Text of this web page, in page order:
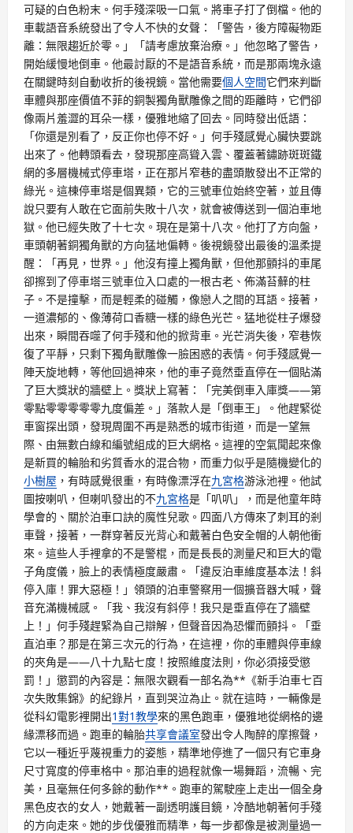
可疑的白色粉末。何手殘深吸一口氣。將車子打了倒檔。他的
車載語音系統發出了令人不快的女聲：「警告，後方障礙物距
離：無限趨近於零。」「請考慮放棄治療。」他忽略了警告，
開始緩慢地倒車。他最討厭的不是語音系統，而是那兩塊永遠
在關鍵時刻自動收折的後視鏡。當他需要個人空間它們來判斷
車體與那座價值不菲的銅製獨角獸雕像之間的距離時，它們卻
像兩片羞澀的耳朵一樣，優雅地縮了回去。同時發出低語：
「你還是別看了，反正你也停不好。」何手殘感覺心臟快要跳
出來了。他轉頭看去，發現那座高聳入雲、覆蓋著鏽跡斑斑鐵
網的多層機械式停車塔，正在那片窄巷的盡頭散發出不正常的
綠光。這棟停車塔是個異類，它的三號車位始終空著，並且傳
說只要有人敢在它面前失敗十八次，就會被傳送到一個泊車地
獄。他已經失敗了十七次。現在是第十八次。他打了方向盤，
車頭朝著銅獨角獸的方向猛地偏轉。後視鏡發出最後的溫柔提
醒：「再見，世界。」他沒有撞上獨角獸，但他那顫抖的車尾
卻擦到了停車塔三號車位入口處的一根古老、佈滿苔蘚的柱
子。不是撞擊，而是輕柔的碰觸，像戀人之間的耳語。接著，
一道濃郁的、像薄荷口香糖一樣的綠色光芒。猛地從柱子爆發
出來，瞬間吞噬了何手殘和他的掀背車。光芒消失後，窄巷恢
復了平靜，只剩下獨角獸雕像一臉困惑的表情。何手殘感覺一
陣天旋地轉，等他回過神來，他的車子竟然垂直停在一個貼滿
了巨大獎狀的牆壁上。獎狀上寫著：「完美倒車入庫獎——第
零點零零零零零九度偏差。」落款人是「倒車王」。他趕緊從
車窗探出頭，發現周圍不再是熟悉的城市街道，而是一望無
際、由無數白線和編號組成的巨大網格。這裡的空氣聞起來像
是新買的輪胎和劣質香水的混合物，而重力似乎是隨機變化的
小樹屋 ，有時感覺很重，有時像漂浮在九宮格游泳池裡。他試
圖按喇叭，但喇叭發出的不九宮格是「叭叭」，而是他童年時
學會的、關於泊車口訣的魔性兒歌。四面八方傳來了刺耳的剎
車聲，接著，一群穿著反光背心和戴著白色安全帽的人朝他衝
來。這些人手裡拿的不是警棍，而是長長的測量尺和巨大的電
子角度儀，臉上的表情極度嚴肅。「違反泊車維度基本法！斜
停入庫！罪大惡極！」領頭的泊車警察用一個擴音器大喊，聲
音充滿機械感。「我、我沒有斜停！我只是垂直停在了牆壁
上！」何手殘趕緊為自己辯解，但聲音因為恐懼而顫抖。「垂
直泊車？那是在第三次元的行為，在這裡，你的車體與停車線
的夾角是——八十九點七度！按照維度法則，你必須接受懲
罰！」懲罰的內容是：無限次觀看一部名為**《新手泊車七百
次失敗集錦》的紀錄片，直到哭泣為止。就在這時，一輛像是
從科幻電影裡開出1對1教學來的黑色跑車，優雅地從網格的邊
緣漂移而過。跑車的輪胎共享會議室發出令人陶醉的摩擦聲，
它以一種近乎蔑視重力的姿態，精準地停進了一個只有它車身
尺寸寬度的停車格中。那泊車的過程就像一場舞蹈，流暢、完
美，且毫無任何多餘的動作**。跑車的駕駛座上走出一個全身
黑色皮衣的女人，她戴著一副透明護目鏡，冷酷地朝著何手殘
的方向走來。她的步伐優雅而精準，每一步都像是被測量過一